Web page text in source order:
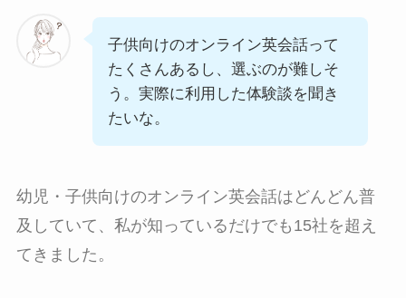
子供向けのオンライン英会話って
たくさんあるし、選ぶのが難しそ
う。実際に利用した体験談を聞き
たいな。
幼児・子供向けのオンライン英会話はどんどん普
及していて、私が知っているだけでも15社を超え
てきました。